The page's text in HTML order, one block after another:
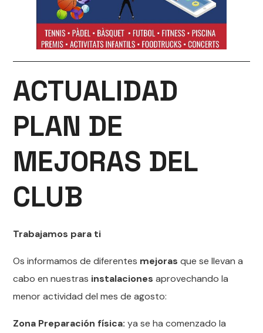
ACTUALIDAD
PLAN DE
MEJORAS DEL
CLUB
Trabajamos para ti
Os informamos de diferentes mejorasque se llevan a
cabo en nuestras instalaciones aprovechando la
menor actividad del mes de agosto:
Zona Preparación física: ya se ha comenzado la